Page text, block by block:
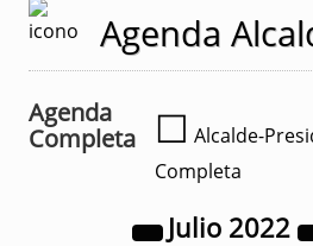
Agenda
Agenda
Completa
☐ Alcalde-
Completa
Julio 2022